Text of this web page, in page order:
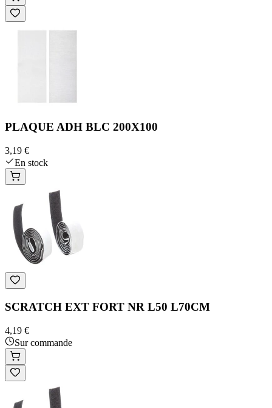
PLAQUE ADH BLC 200X100
3,19 €
En stock
SCRATCH EXT FORT NR L50 L70CM
4,19 €
Sur commande